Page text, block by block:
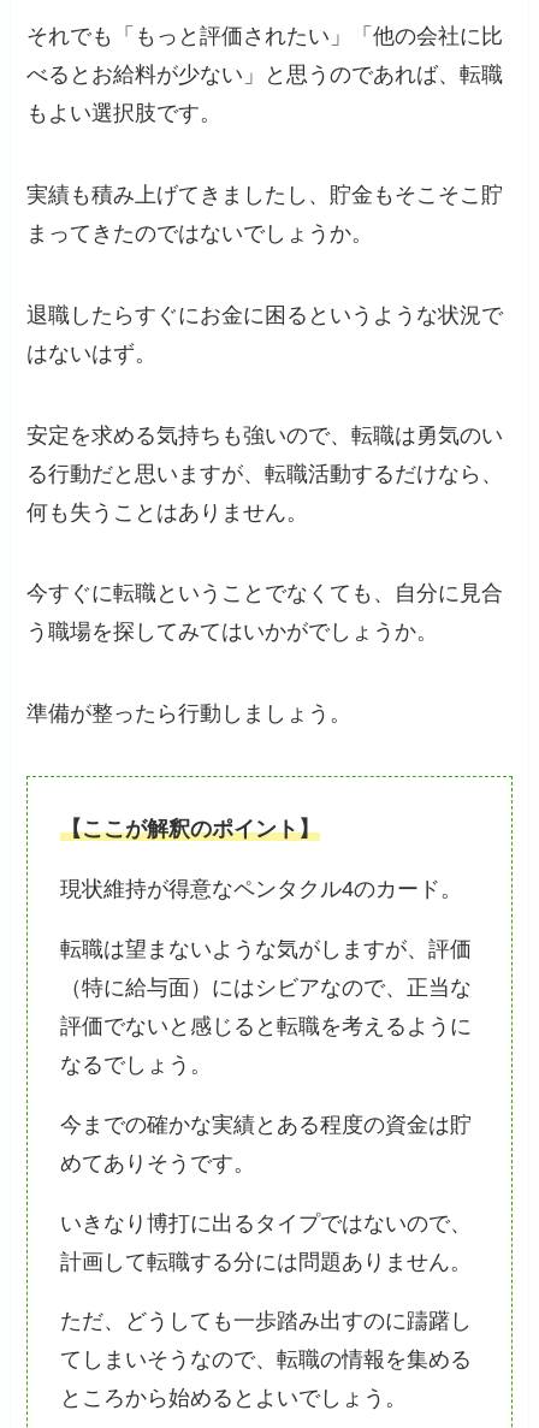
それでも「もっと評価されたい」「他の会社に比
べるとお給料が少ない」と思うのであれば、転職
もよい選択肢です。
実績も積み上げてきましたし、貯金もそこそこ貯
まってきたのではないでしょうか。
退職したらすぐにお金に困るというような状況で
はないはず。
安定を求める気持ちも強いので、転職は勇気のい
る行動だと思いますが、転職活動するだけなら、
何も失うことはありません。
今すぐに転職ということでなくても、自分に見合
う職場を探してみてはいかがでしょうか。
準備が整ったら行動しましょう。
【ここが解釈のポイント】
現状維持が得意なペンタクル4のカード。
転職は望まないような気がしますが、評価
（特に給与面）にはシビアなので、正当な
評価でないと感じると転職を考えるように
なるでしょう。
今までの確かな実績とある程度の資金は貯
めてありそうです。
いきなり博打に出るタイプではないので、
計画して転職する分には問題ありません。
ただ、どうしても一歩踏み出すのに躊躇し
てしまいそうなので、転職の情報を集める
ところから始めるとよいでしょう。